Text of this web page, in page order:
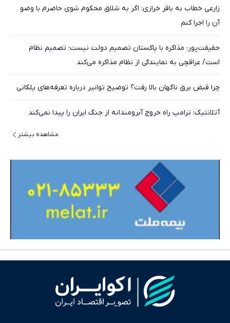
زارعی خطاب به باقر خرازی: اگر به شلاق محکوم شوی حاضرم با وضو
آن را اجرا کنم
حقیقت‌پور: مذاکره با پاکستان تصمیم دولت نیست؛ تصمیم نظام
است/ عراقچی به نمایندگی از نظام مذاکره می‌کند
چرا قبض برق ناگهان بالا رفت؟ توضیح توانیر درباره تعرفه‌های پلکانی
آتلانتیک: ترامپ راه خروج آبرومندانه از جنگ ایران را پیدا نمی‌کند
مشاهده بیشتر